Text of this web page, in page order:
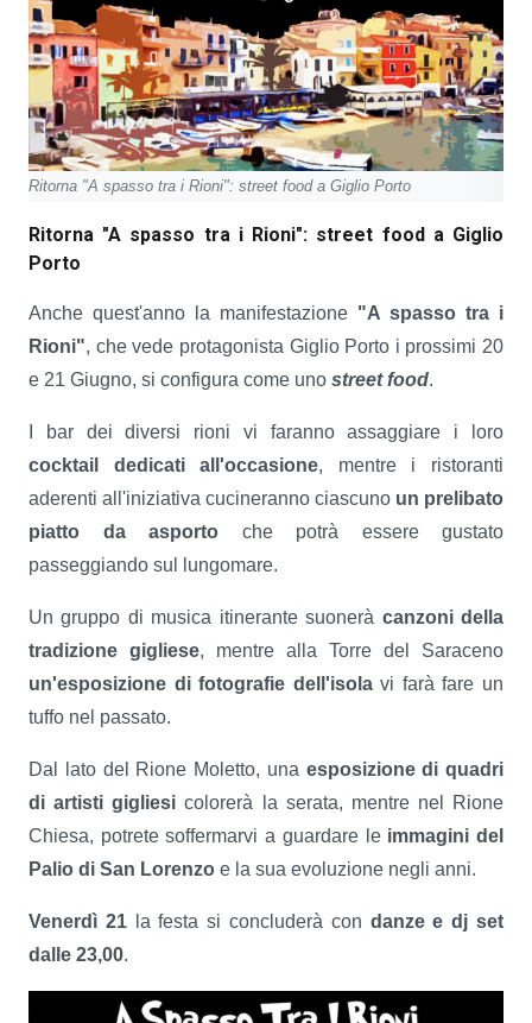
Ritorna "A spasso tra i Rioni": street food a Giglio Porto
Ritorna "A spasso tra i Rioni": street food a Giglio
Porto
Anche quest'anno la manifestazione "A spasso tra i
Rioni", che vede protagonista Giglio Porto i prossimi 20
e 21 Giugno, si configura come uno street food.
I bar dei diversi rioni vi faranno assaggiare i loro
cocktail dedicati all'occasione, mentre i ristoranti
aderenti all'iniziativa cucineranno ciascuno un prelibato
piatto da asporto che potrà essere gustato
passeggiando sul lungomare.
Un gruppo di musica itinerante suonerà canzoni della
tradizione gigliese, mentre alla Torre del Saraceno
un'esposizione di fotografie dell'isolavi farà fare un
tuffo nel passato.
Dal lato del Rione Moletto, una esposizione di quadri
di artisti gigliesi colorerà la serata, mentre nel Rione
Chiesa, potrete soffermarvi a guardare le immagini del
Palio di San Lorenzo e la sua evoluzione negli anni.
Venerdì 21la festa si concluderà con danze e dj set
dalle 23,00.